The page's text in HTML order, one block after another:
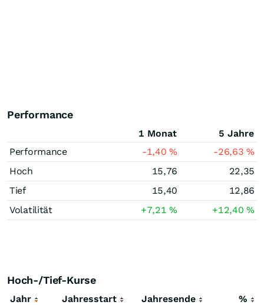
Performance
1 Monat
5 Jahre
Performance
-1,40% -26,63%
Hoch
15,76
22,35
Tief
15,40
12,86
Volatilität
+7,21% +12,40%
Hoch-/Tief-Kurse
Jahr Jahresstart Jahresende
%